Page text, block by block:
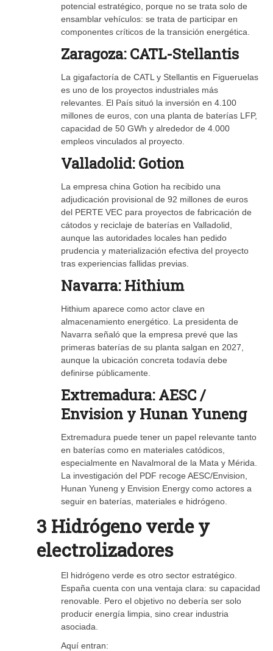
potencial estratégico, porque no se trata solo de
ensamblar vehículos: se trata de participar en
componentes críticos de la transición energética.
Zaragoza: CATL-Stellantis
La gigafactoría de CATL y Stellantis en Figueruelas
es uno de los proyectos industriales más
relevantes. El País situó la inversión en 4.100
millones de euros, con una planta de baterías LFP,
capacidad de 50 GWh y alrededor de 4.000
empleos vinculados al proyecto.
Valladolid: Gotion
La empresa china Gotion ha recibido una
adjudicación provisional de 92 millones de euros
del PERTE VEC para proyectos de fabricación de
cátodos y reciclaje de baterías en Valladolid,
aunque las autoridades locales han pedido
prudencia y materialización efectiva del proyecto
tras experiencias fallidas previas.
Navarra: Hithium
Hithium aparece como actor clave en
almacenamiento energético. La presidenta de
Navarra señaló que la empresa prevé que las
primeras baterías de su planta salgan en 2027,
aunque la ubicación concreta todavía debe
definirse públicamente.
Extremadura: AESC /
Envision y Hunan Yuneng
Extremadura puede tener un papel relevante tanto
en baterías como en materiales catódicos,
especialmente en Navalmoral de la Mata y Mérida.
La investigación del PDF recoge AESC/Envision,
Hunan Yuneng y Envision Energy como actores a
seguir en baterías, materiales e hidrógeno.
3 Hidrógeno verde y
electrolizadores
El hidrógeno verde es otro sector estratégico.
España cuenta con una ventaja clara: su capacidad
renovable. Pero el objetivo no debería ser solo
producir energía limpia, sino crear industria
asociada.
Aquí entran: